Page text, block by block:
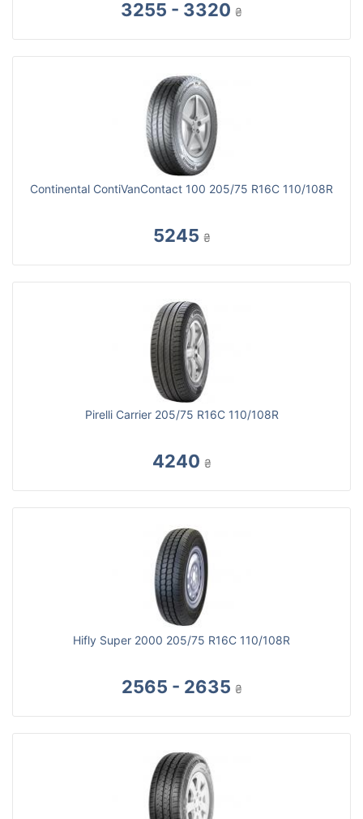
3255 - 3320 ₴
Continental ContiVanContact 100 205/75 R16C 110/108R
5245 ₴
Pirelli Carrier 205/75 R16C 110/108R
4240 ₴
Hifly Super 2000 205/75 R16C 110/108R
2565 - 2635 ₴